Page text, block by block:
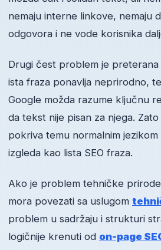
nemaju interne linkove, nemaju
odgovora i ne vode korisnika
Drugi čest problem je preterana
ista fraza ponavlja neprirodno,
Google možda razume ključnu
da tekst nije pisan za njega.
pokriva temu normalnim
izgleda kao lista SEO fraza.
Ako je problem tehničke
mora povezati sa uslugom
problem u sadržaju i strukturi
logičnije krenuti od on-page